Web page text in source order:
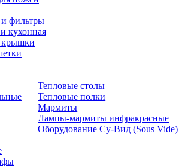
фильтры
кухонная
крышки
Тепловые столы
Тепловые полки
Мармиты
Лампы-мармиты инфракрасные
Оборудование Су-Вид (Sous Vide)